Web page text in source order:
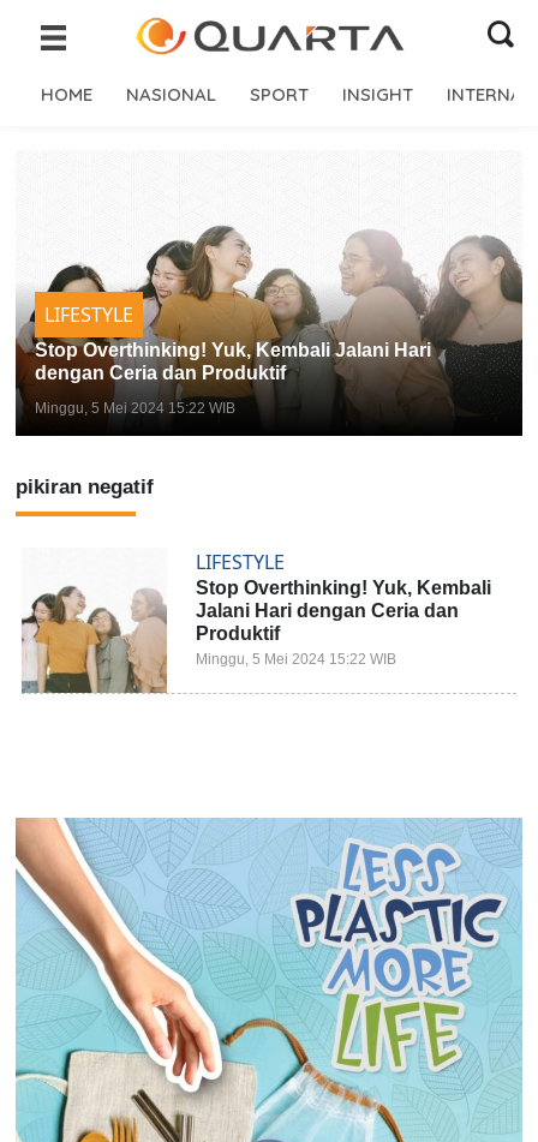
HOME NASIONAL SPORT INSIGHT
LIFESTYLE
Stop Overthinking! Yuk, Kembali Jalani Hari
dengan Ceria dan Produktif
Minggu, 5 Mei 2024 15:22 WIB
pikiran negatif
LIFESTYLE
Stop Overthinking! Yuk, Kembali
Jalani Hari dengan Ceria dan
Produktif
Minggu, 5 Mei 2024 15:22 WIB